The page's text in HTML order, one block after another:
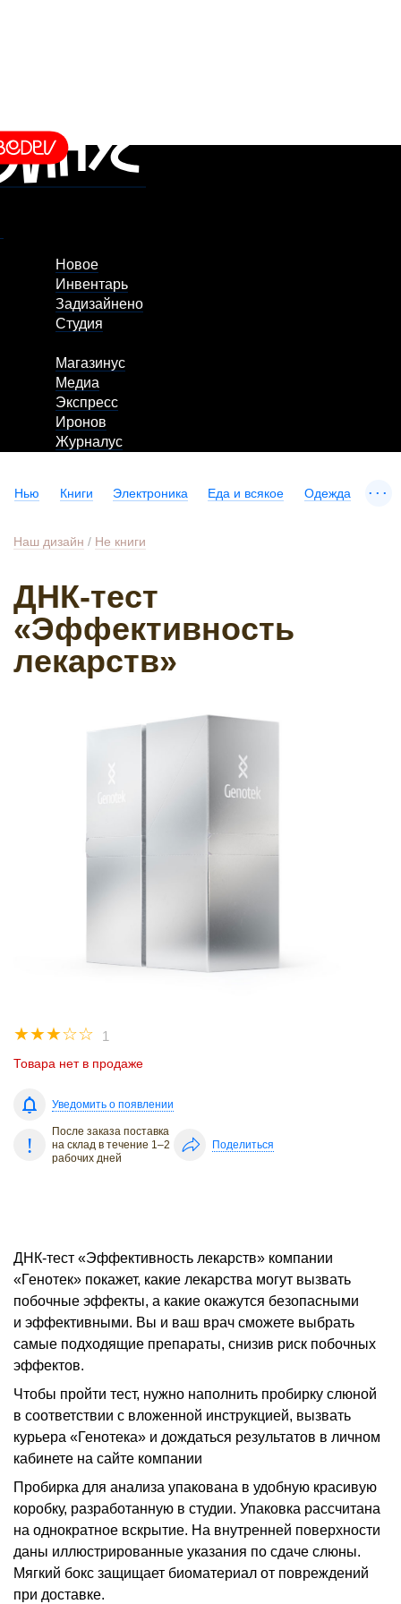
Новое
Инвентарь
Задизайнено
Студия
Магазинус
Медиа
Экспресс
Иронов
Журналус
Нью Книги Электроника Еда и всякое Одежда ...
Наш дизайн / Не книги
ДНК-тест
«Эффективность
лекарств»
☆
☆
☆
☆
☆ 1
Товара нет в продаже
Уведомить о появлении
После заказа поставка
на склад в течение 1–2
рабочих дней
Поделиться
ДНК-тест «Эффективность лекарств» компании
«Генотек» покажет, какие лекарства могут вызвать
побочные эффекты, а какие окажутся безопасными
и эффективными. Вы и ваш врач сможете выбрать
самые подходящие препараты, снизив риск побочных
эффектов.
Чтобы пройти тест, нужно наполнить пробирку слюной
в соответствии с вложенной инструкцией, вызвать
курьера «Генотека» и дождаться результатов в личном
кабинете на сайте компании
Пробирка для анализа упакована в удобную красивую
коробку, разработанную в студии. Упаковка рассчитана
на однократное вскрытие. На внутренней поверхности
даны иллюстрированные указания по сдаче слюны.
Мягкий бокс защищает биоматериал от повреждений
при доставке.